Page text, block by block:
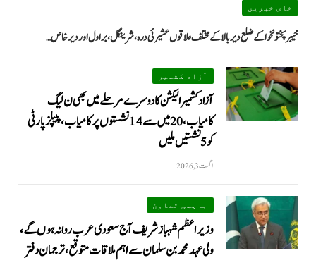
خاص خبریں
خیبرپختونخوا کے ضلع دیر بالا کے مختلف علاقوں عشیرئی درہ، شرینگل، براول اور دیر خاص…
آزاد کشمیر
آزاد کشمیر الیکشن کا دوسرے مرحلے میں بھی ن لیگ
کامیاب، 20 میں سے 14 نشستوں پر کامیاب، پیپلزپارٹی
کو 5 نشستیں ملیں
اگست 3, 2026
باہمی تعاون
وزیراعظم شہباز شریف آج سعودی عرب روانہ ہوں گے،
ولی عہد محمد بن سلمان سے اہم ملاقات متوقع، ترجمان دفتر